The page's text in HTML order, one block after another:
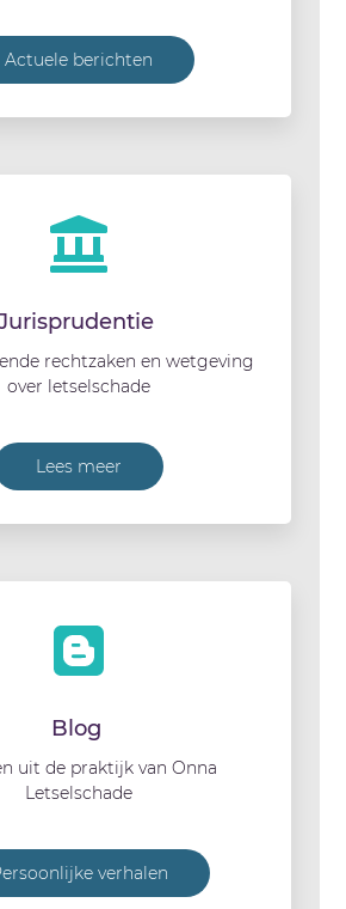
Actuele berichten
rechtzaken en wetgeving
over letselschade
Lees meer
Blog
uit de praktijk van Onna
Letselschade
verhalen